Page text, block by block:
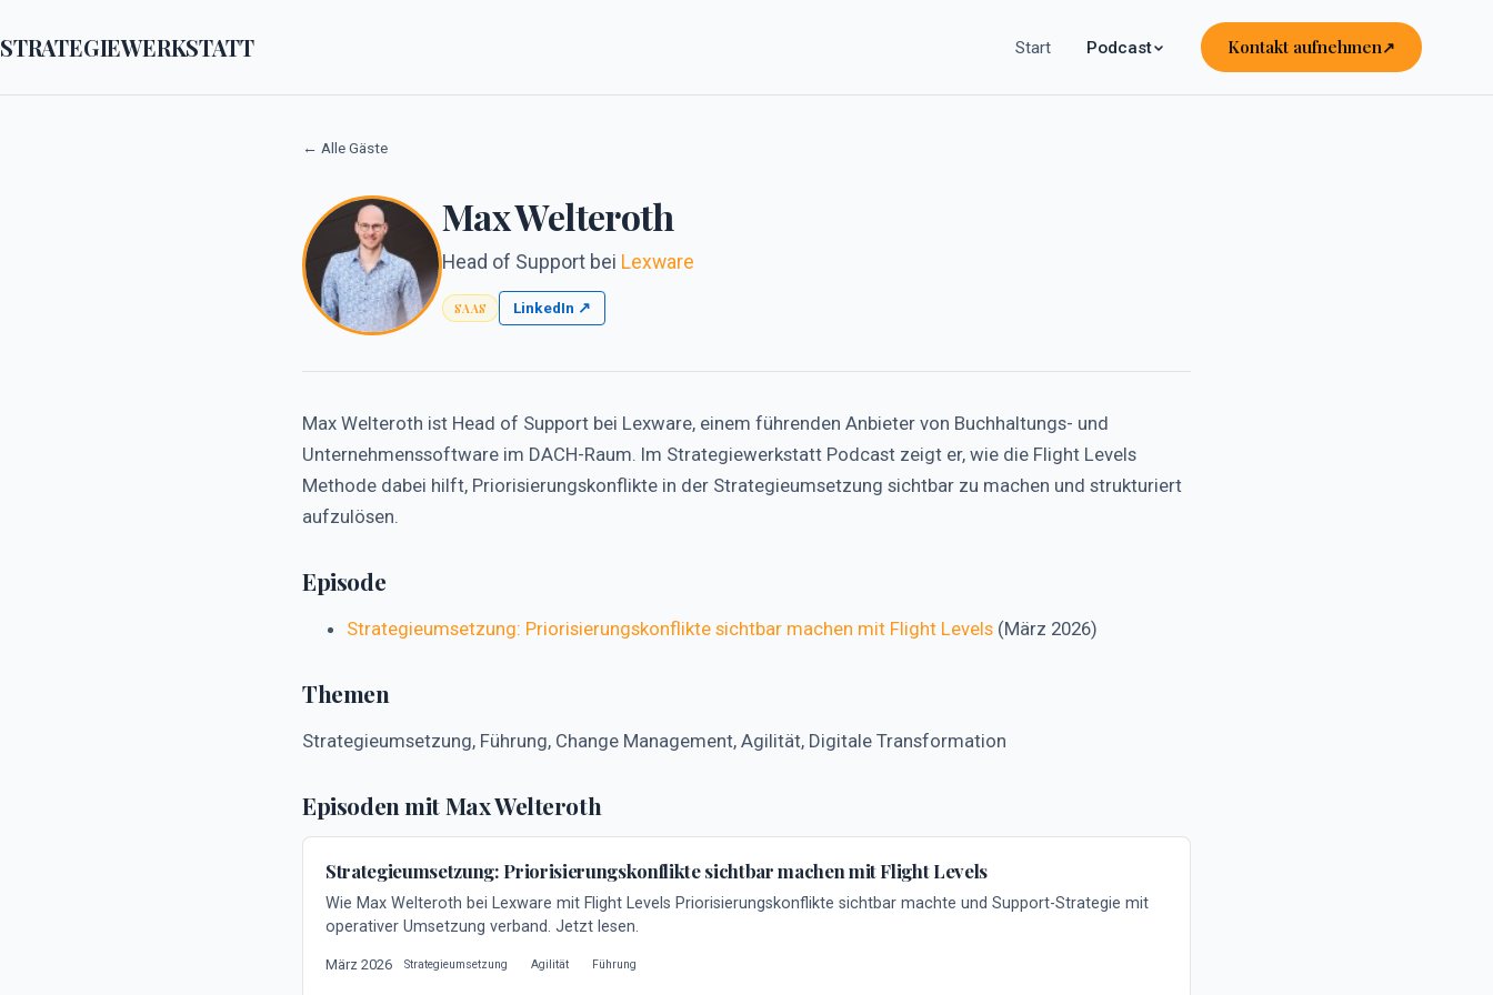
STRATEGIEWERKSTATT Start Podcast Kontakt aufnehmen
← Alle Gäste
Max Welteroth
Head of Support bei Lexware
SAAS LinkedIn ↗
Max Welteroth ist Head of Support bei Lexware, einem führenden Anbieter von Buchhaltungs- und
Unternehmenssoftware im DACH-Raum. Im Strategiewerkstatt Podcast zeigt er, wie die Flight Levels
Methode dabei hilft, Priorisierungskonflikte in der Strategieumsetzung sichtbar zu machen und strukturiert
aufzulösen.
Episode
Strategieumsetzung: Priorisierungskonflikte sichtbar machen mit Flight Levels (März 2026)
Themen
Strategieumsetzung, Führung, Change Management, Agilität, Digitale Transformation
Episoden mit Max Welteroth
Strategieumsetzung: Priorisierungskonflikte sichtbar machen mit Flight Levels
Wie Max Welteroth bei Lexware mit Flight Levels Priorisierungskonflikte sichtbar machte und Support-Strategie mit
operativer Umsetzung verband. Jetzt lesen.
März 2026 Strategieumsetzung Agilität Führung